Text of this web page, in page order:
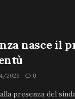
nasce il
2026 0
presenza del